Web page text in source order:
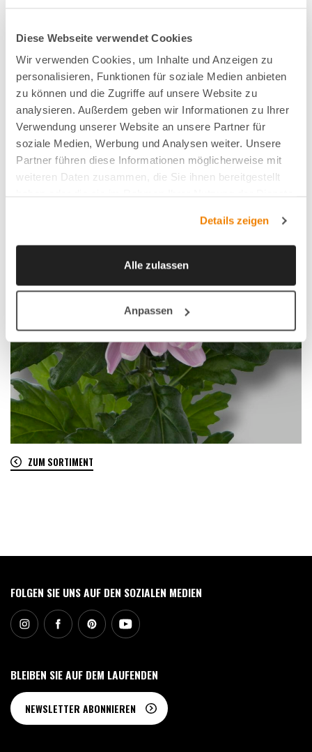
Diese Webseite verwendet Cookies
Wir verwenden Cookies, um Inhalte und Anzeigen zu
personalisieren, Funktionen für soziale Medien anbieten
zu können und die Zugriffe auf unsere Website zu
analysieren. Außerdem geben wir Informationen zu Ihrer
Verwendung unserer Website an unsere Partner für
soziale Medien, Werbung und Analysen weiter. Unsere
Partner führen diese Informationen möglicherweise mit
weiteren Daten zusammen, die Sie ihnen bereitgestellt
Details zeigen
Alle zulassen
Anpassen
Veredler
Deliflor Chrysanten
Erhältlich
Ganze Saison
FAVORITE
ZUM SORTIMENT
FOLGEN SIE UNS AUF DEN SOZIALEN MEDIEN
BLEIBEN SIE AUF DEM LAUFENDEN
NEWSLETTER ABONNIEREN